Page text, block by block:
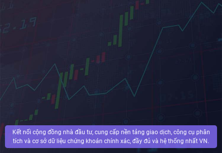
Kết nối cộng đồng nhà đầu tư, cung cấp nền tảng giao dịch, công cụ phân
tích và cơ sở dữ liệu chứng khoán chính xác, đầy đủ và hệ thống nhất VN.